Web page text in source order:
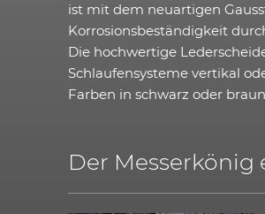
ist mit dem neuartigen
Korrosionsbeständigkeit
Die hochwertige
Schlaufensysteme vertikal
Farben in schwarz oder braun
Der